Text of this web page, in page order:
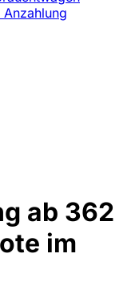
Anzahlung
ab 362
im